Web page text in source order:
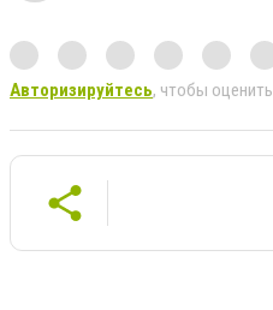
Авторизируйтесь, чтобы оценить